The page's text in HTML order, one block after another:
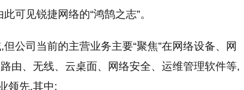
可见锐捷网络的“鸿鹄之志”。
公司当前的主营业务主要“聚焦”在网络设备、网
由、无线、云桌面、网络安全、运维管理软件等,
领先,其中: